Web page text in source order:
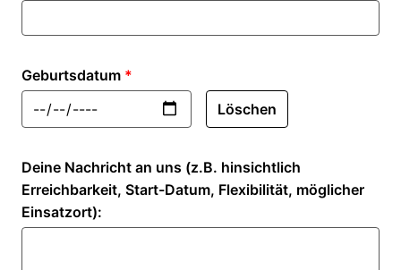
Geburtsdatum *
Löschen
Deine Nachricht an uns (z.B. hinsichtlich
Erreichbarkeit, Start-Datum, Flexibilität, möglicher
Einsatzort):